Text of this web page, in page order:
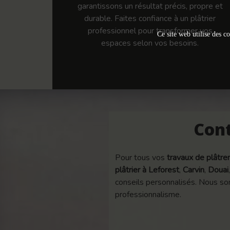
garantissons un résultat précis, propre et
durable. Faites confiance à un plâtrier
professionnel pour transformer vos
espaces selon vos besoins.
Pour tous vos travaux de
plâtrier à Leforest, Carvin, Douai,
conseils personnalisés. Nous
professionnalisme.
Ce site web utilise des